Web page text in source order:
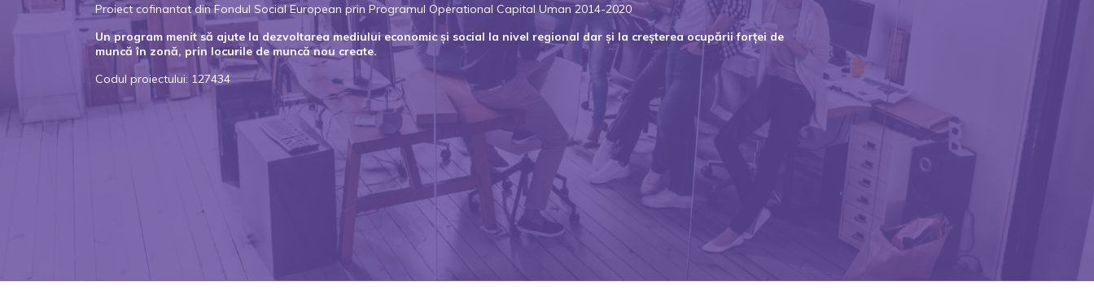
Proiect cofinantat din Fondul Social European prin Programul Operational Capital Uman 2014-2020
Un program menit să ajute la dezvoltarea mediului economic și social la nivel regional dar și la creșterea ocupării forței de
muncă în zonă, prin locurile de muncă nou create.
Codul proiectului: 127434